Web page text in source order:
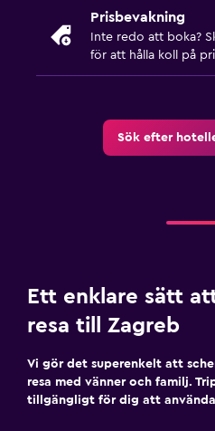
Prisbevakning
Inte redo att boka?
för att hålla koll på
Sök efter
Ett enklare sätt
resa till Zagreb
Vi gör det superenkelt att
resa med vänner och familj.
tillgängligt för dig att